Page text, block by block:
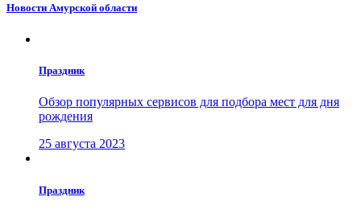
Новости Амурской области
Праздник
Обзор популярных сервисов для подбора мест для дня
рождения
25 августа 2023
Праздник